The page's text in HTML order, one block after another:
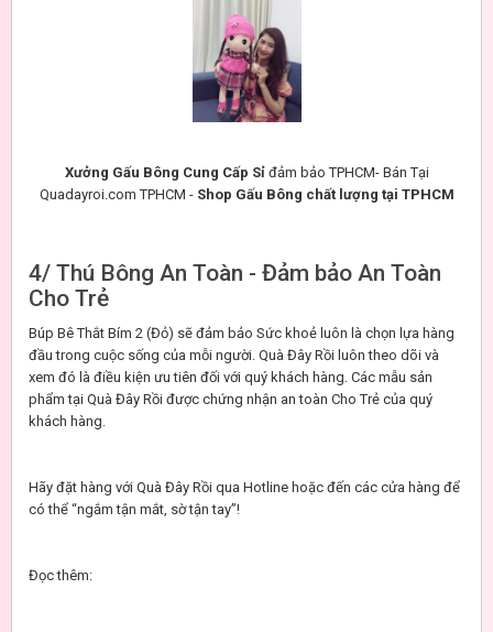
Xưởng Gấu Bông Cung Cấp Sỉ đảm bảo TPHCM- Bán Tại
Quadayroi.com TPHCM - Shop Gấu Bông chất lượng tại TPHCM
4/ Thú Bông An Toàn - Đảm bảo An Toàn
Cho Trẻ
Búp Bê Thắt Bím 2 (Đỏ) sẽ đảm bảo Sức khoẻ luôn là chọn lựa hàng
đầu trong cuộc sống của mỗi người. Quà Đây Rồi luôn theo dõi và
xem đó là điều kiện ưu tiên đối với quý khách hàng. Các mẫu sản
phẩm tại Quà Đây Rồi được chứng nhận an toàn Cho Trẻ của quý
khách hàng.
Hãy đặt hàng với Quà Đây Rồi qua Hotline hoặc đến các cửa hàng để
có thể “ngắm tận mắt, sờ tận tay”!
Đọc thêm: